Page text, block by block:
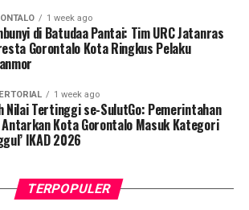
pengawasan internal
ASN dan PPPK.
Bapak Wali Kota, razia
ini akan kami gelar secara rutin dan
baik ASN maupun PPPK, yang
di luar instansi saat jam kerja
surat izin tertulis, akan langsung
tertibkan ke Mako Satpol PP Kota
Marwan Saleh.
1 week ago
di Batudaa Pantai: Tim URC Jatanras
Gorontalo Kota Ringkus Pelaku
1 week ago
Nilai Tertinggi se-SulutGo: Pemerintahan
Antarkan Kota Gorontalo Masuk Kategori
IKAD 2026
TERPOPULER